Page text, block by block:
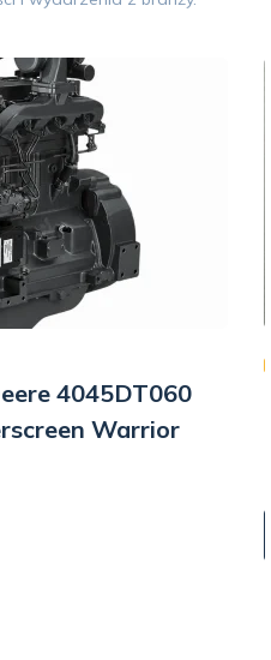
4045DT060
Warrior